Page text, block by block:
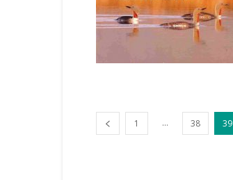
1 ... 38 39